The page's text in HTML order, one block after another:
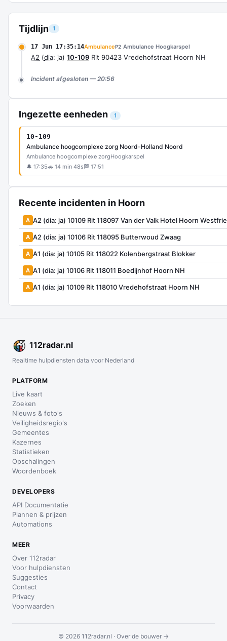
Tijdlijn 1
17 Jun 17:35:14AmbulanceP2 Ambulance Hoogkarspel
A2 (dia: ja) 10-109 Rit 90423 Vredehofstraat Hoorn NH
Incident afgesloten — 20:56
Ingezette eenheden 1
10-109
Ambulance hoogcomplexe zorg Noord-Holland Noord
Ambulance hoogcomplexe zorgHoogkarspel
🔔 17:35🚗 14 min 48s 🏁 17:51
Recente incidenten in Hoorn
A A2 (dia: ja) 10109 Rit 118097 Van der Valk Hotel Hoorn
A A2 (dia: ja) 10106 Rit 118095 Butterwoud Zwaag
A A1 (dia: ja) 10105 Rit 118022 Kolenbergstraat Blokker
A A1 (dia: ja) 10106 Rit 118011 Boedijnhof Hoorn NH
A A1 (dia: ja) 10109 Rit 118010 Vredehofstraat Hoorn NH
112radar.nl
Realtime hulpdiensten data voor Nederland
PLATFORM
Live kaart
Zoeken
Nieuws & foto's
Veiligheidsregio's
Gemeentes
Kazernes
Statistieken
Opschalingen
Woordenboek
DEVELOPERS
API Documentatie
Plannen & prijzen
Automations
MEER
Over 112radar
Voor hulpdiensten
Suggesties
Contact
Privacy
Voorwaarden
© 2026 112radar.nl · Over de bouwer →